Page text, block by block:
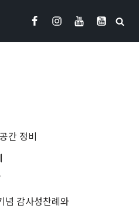
간 정비
념 감사성찬례와